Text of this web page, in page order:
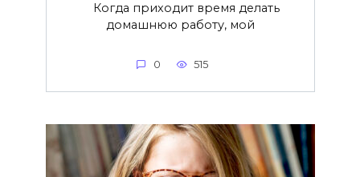
Когда приходит время делать
домашнюю работу, мой
0 515